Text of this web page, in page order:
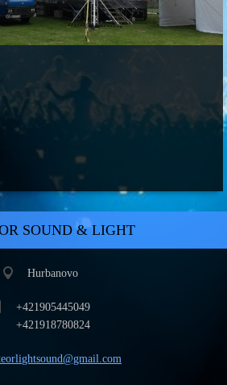
SOUND & LIGHT
Hurbanovo
+421905445049
+421918780824
ghtsound@gmail.com